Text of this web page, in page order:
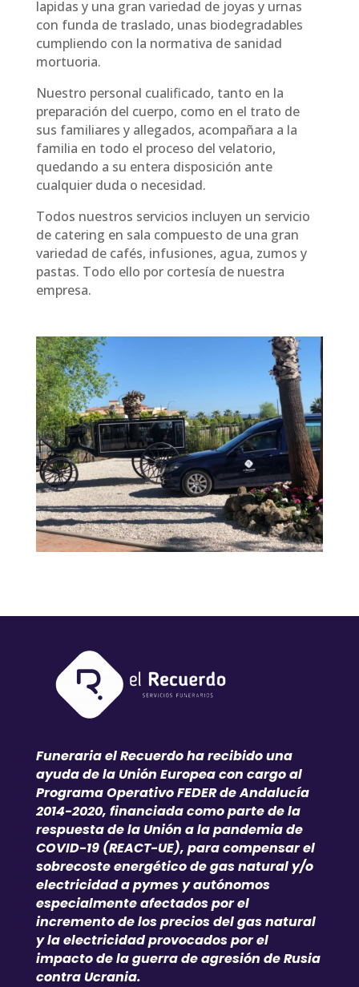
lapidas y una gran variedad de joyas y urnas
con funda de traslado, unas biodegradables
cumpliendo con la normativa de sanidad
mortuoria.
Nuestro personal cualificado, tanto en la
preparación del cuerpo, como en el trato de
sus familiares y allegados, acompañara a la
familia en todo el proceso del velatorio,
quedando a su entera disposición ante
cualquier duda o necesidad.
Todos nuestros servicios incluyen un servicio
de catering en sala compuesto de una gran
variedad de cafés, infusiones, agua, zumos y
pastas. Todo ello por cortesía de nuestra
empresa.
Funeraria el Recuerdo ha recibido una
ayuda de la Unión Europea con cargo al
Programa Operativo FEDER de Andalucía
2014-2020, financiada como parte de la
respuesta de la Unión a la pandemia de
COVID-19 (REACT-UE), para compensar el
sobrecoste energético de gas natural y/o
electricidad a pymes y autónomos
especialmente afectados por el
incremento de los precios del gas natural
y la electricidad provocados por el
impacto de la guerra de agresión de Rusia
contra Ucrania.